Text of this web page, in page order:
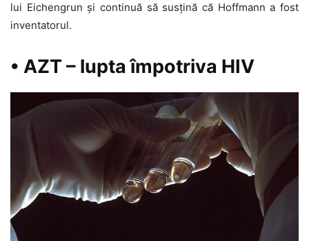
lui Eichengrun și continuă să susțină că Hoffmann a fost
inventatorul.
• AZT – lupta împotriva HIV